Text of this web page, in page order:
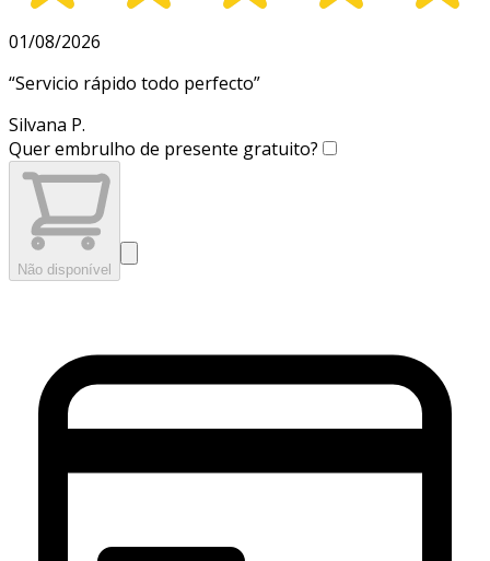
01/08/2026
“Servicio rápido todo perfecto”
Silvana P.
Quer embrulho de presente gratuito?
Não disponível